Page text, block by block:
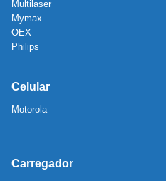
Multilaser
Mymax
OEX
Philips
Celular
Motorola
Carregador